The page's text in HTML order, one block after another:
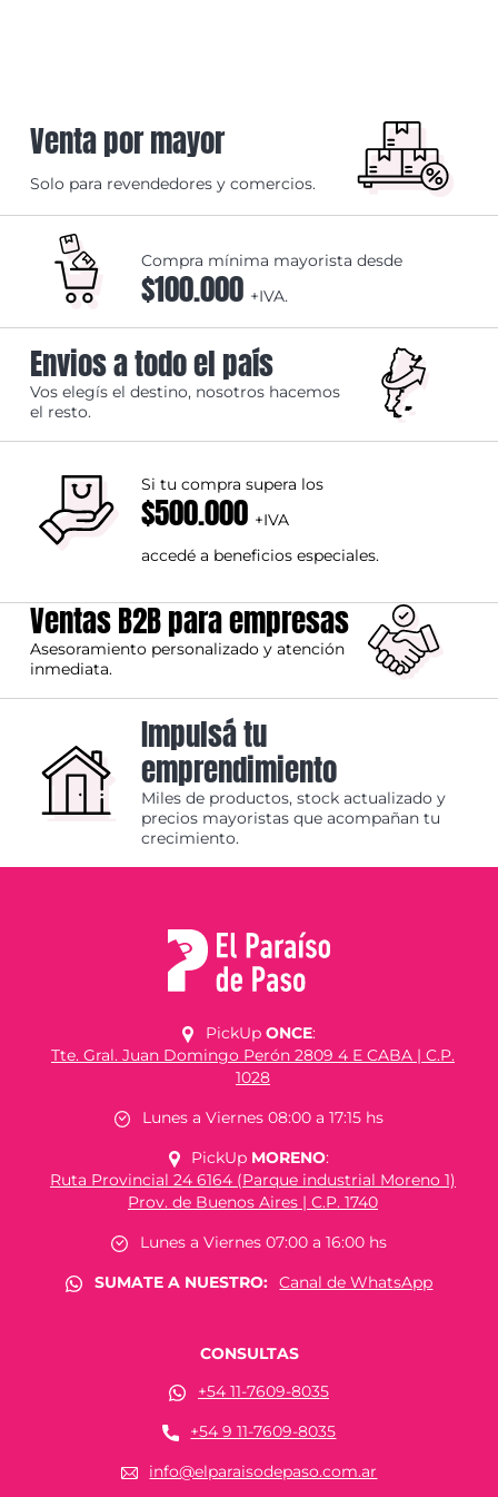
Venta por mayor
Solo para revendedores y comercios.
Compra mínima mayorista desde
$100.000 +IVA.
Envios a todo el país
Vos elegís el destino, nosotros hacemos
el resto.
Si tu compra supera los
$500.000 +IVA
accedé a beneficios especiales.
Ventas B2B para empresas
Asesoramiento personalizado y atención
inmediata.
Impulsá tu
emprendimiento
Miles de productos, stock actualizado y
precios mayoristas que acompañan tu
crecimiento.
PickUp ONCE:
Tte. Gral. Juan Domingo Perón 2809 4 E CABA | C.P.
1028
Lunes a Viernes 08:00 a 17:15 hs
PickUp MORENO:
Ruta Provincial 24 6164 (Parque industrial Moreno 1)
Prov. de Buenos Aires | C.P. 1740
Lunes a Viernes 07:00 a 16:00 hs
SUMATE A NUESTRO:
Canal de WhatsApp
CONSULTAS
+54 11-7609-8035
+54 9 11-7609-8035
info@elparaisodepaso.com.ar